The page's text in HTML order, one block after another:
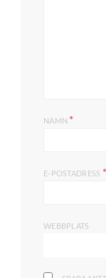
NAMN *
E-POSTADRESS *
WEBBPLATS